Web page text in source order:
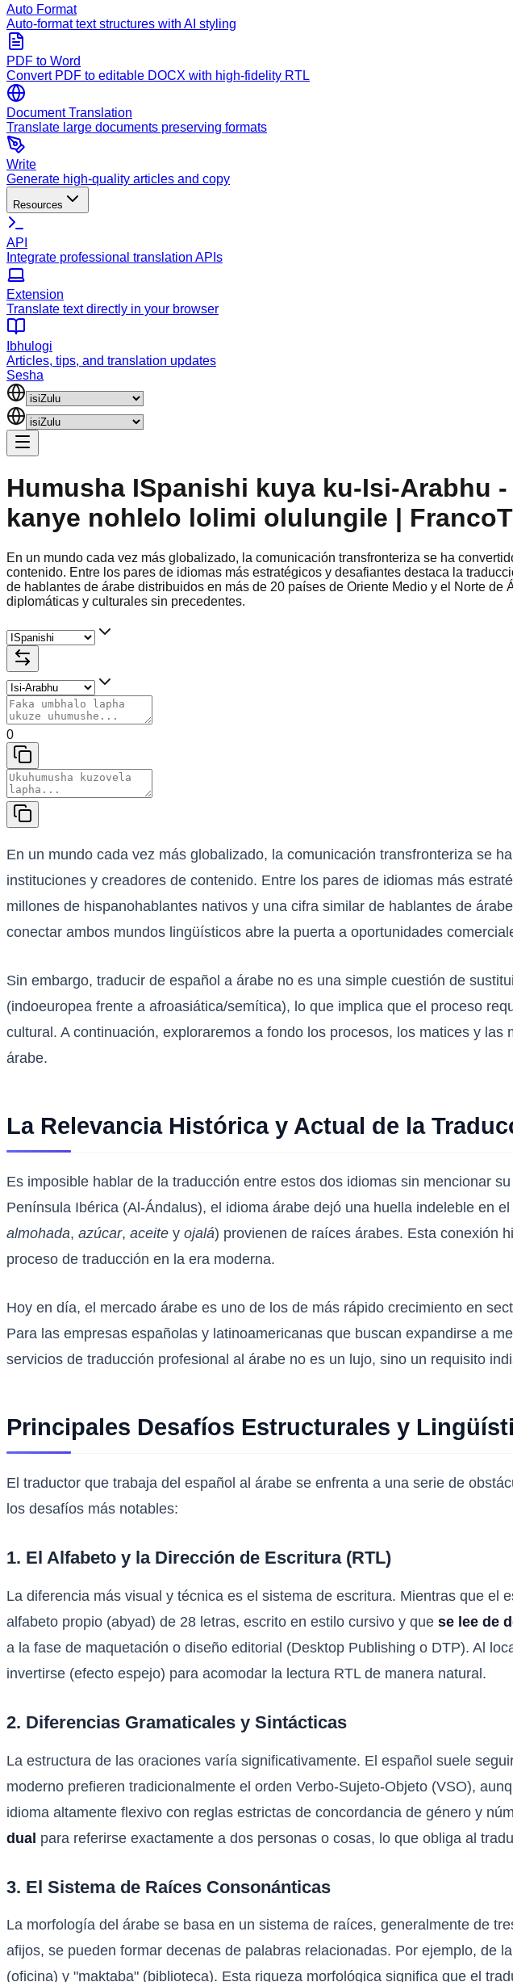
Auto Format
Auto-format text structures with AI styling
PDF to Word
Convert PDF to editable DOCX with high-fidelity RTL
Document Translation
Translate large documents preserving formats
Write
Generate high-quality articles and copy
Resources
API
Integrate professional translation APIs
Extension
Translate text directly in your browser
Ibhulogi
Articles, tips, and translation updates
Sesha
Humusha ISpanishi kuya ku-Isi-Arabhu
kanye nohlelo lolimi olulungile |
En un mundo cada vez más globalizado, la comunicación transfronteriza se ha
contenido. Entre los pares de idiomas más estratégicos y desafiantes destaca la
de hablantes de árabe distribuidos en más de 20 países de Oriente Medio y el Norte
diplomáticas y culturales sin precedentes.
0
En un mundo cada vez más globalizado, la comunicación transfronteriza se
instituciones y creadores de contenido. Entre los pares de idiomas más
millones de hispanohablantes nativos y una cifra similar de hablantes de
conectar ambos mundos lingüísticos abre la puerta a oportunidades
Sin embargo, traducir de español a árabe no es una simple cuestión de
(indoeuropea frente a afroasiática/semítica), lo que implica que el proceso
cultural. A continuación, exploraremos a fondo los procesos, los matices y
árabe.
La Relevancia Histórica y Actual de la
Es imposible hablar de la traducción entre estos dos idiomas sin mencionar
Península Ibérica (Al-Ándalus), el idioma árabe dejó una huella indeleble en
almohada, azúcar, aceite y ojalá) provienen de raíces árabes. Esta conexión
proceso de traducción en la era moderna.
Hoy en día, el mercado árabe es uno de los de más rápido crecimiento en
Para las empresas españolas y latinoamericanas que buscan expandirse a
servicios de traducción profesional al árabe no es un lujo, sino un requisito
Principales Desafíos Estructurales y
El traductor que trabaja del español al árabe se enfrenta a una serie de
los desafíos más notables:
1. El Alfabeto y la Dirección de Escritura (RTL)
La diferencia más visual y técnica es el sistema de escritura. Mientras que
alfabeto propio (abyad) de 28 letras, escrito en estilo cursivo y que se lee de
a la fase de maquetación o diseño editorial (Desktop Publishing o DTP). Al
invertirse (efecto espejo) para acomodar la lectura RTL de manera natural.
2. Diferencias Gramaticales y Sintácticas
La estructura de las oraciones varía significativamente. El español suele
moderno prefieren tradicionalmente el orden Verbo-Sujeto-Objeto (VSO),
idioma altamente flexivo con reglas estrictas de concordancia de género y
dual para referirse exactamente a dos personas o cosas, lo que obliga al
3. El Sistema de Raíces Consonánticas
La morfología del árabe se basa en un sistema de raíces, generalmente de
afijos, se pueden formar decenas de palabras relacionadas. Por ejemplo, de
(oficina) y "maktaba" (biblioteca). Esta riqueza morfológica significa que el